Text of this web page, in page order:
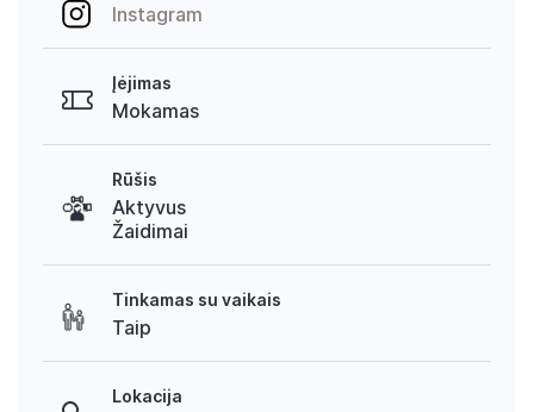
Instagram
Įėjimas
Mokamas
Rūšis
Aktyvus
Žaidimai
Tinkamas su vaikais
Taip
Lokacija